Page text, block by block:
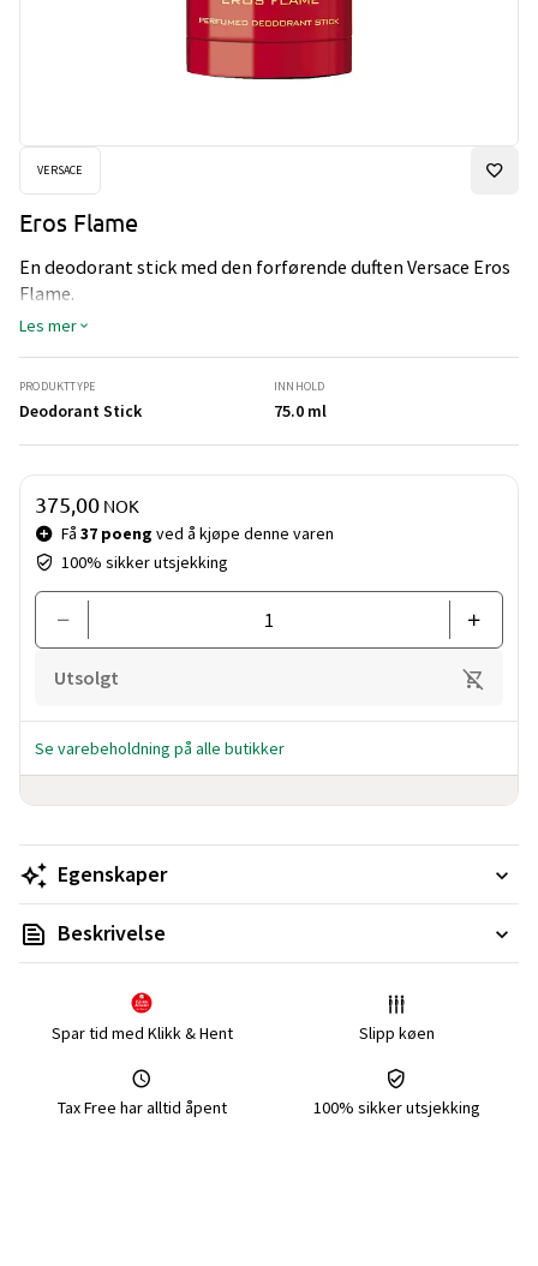
VERSACE
Eros Flame
En deodorant stick med den forførende duften Versace Eros
Flame.
Les mer
PRODUKTTYPE
Deodorant Stick
INNHOLD
75.0 ml
Pris og mengde
Få 37 poeng ved å kjøpe denne varen
100% sikker utsjekking
375,00 NOK
Utsolgt
Se varebeholdning på alle butikker
Egenskaper
Beskrivelse
Spar tid med Klikk & Hent Slipp køen
Tax Free har alltid åpent 100% sikker utsjekking